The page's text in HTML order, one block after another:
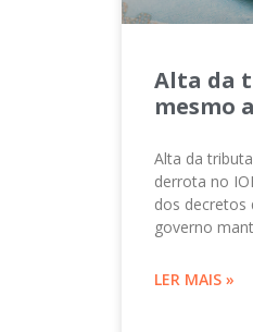
Alta da
mesmo
Alta da
derrota no
dos decretos
governo
LER MAIS »